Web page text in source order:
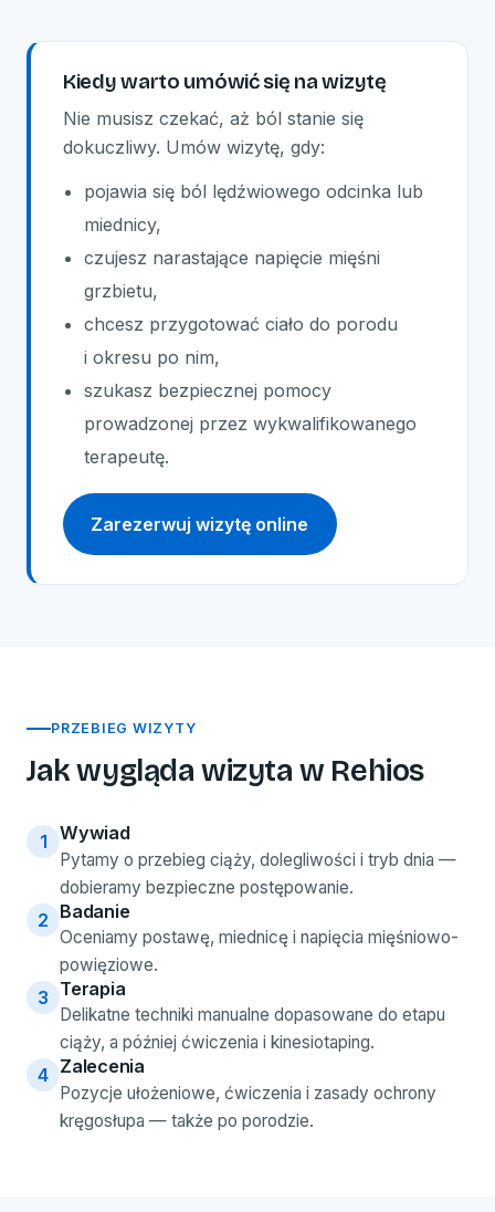
Kiedy warto umówić się na wizytę
Nie musisz czekać, aż ból stanie się
dokuczliwy. Umów wizytę, gdy:
pojawia się ból lędźwiowego odcinka lub
miednicy,
czujesz narastające napięcie mięśni
grzbietu,
chcesz przygotować ciało do porodu
i okresu po nim,
szukasz bezpiecznej pomocy
prowadzonej przez wykwalifikowanego
terapeutę.
Zarezerwuj wizytę online
PRZEBIEG WIZYTY
Jak wygląda wizyta w Rehios
1 Wywiad
Pytamy o przebieg ciąży, dolegliwości i tryb dnia —
dobieramy bezpieczne postępowanie.
2 Badanie
Oceniamy postawę, miednicę i napięcia mięśniowo-
powięziowe.
3 Terapia
Delikatne techniki manualne dopasowane do etapu
ciąży, a później ćwiczenia i kinesiotaping.
4 Zalecenia
Pozycje ułożeniowe, ćwiczenia i zasady ochrony
kręgosłupa — także po porodzie.